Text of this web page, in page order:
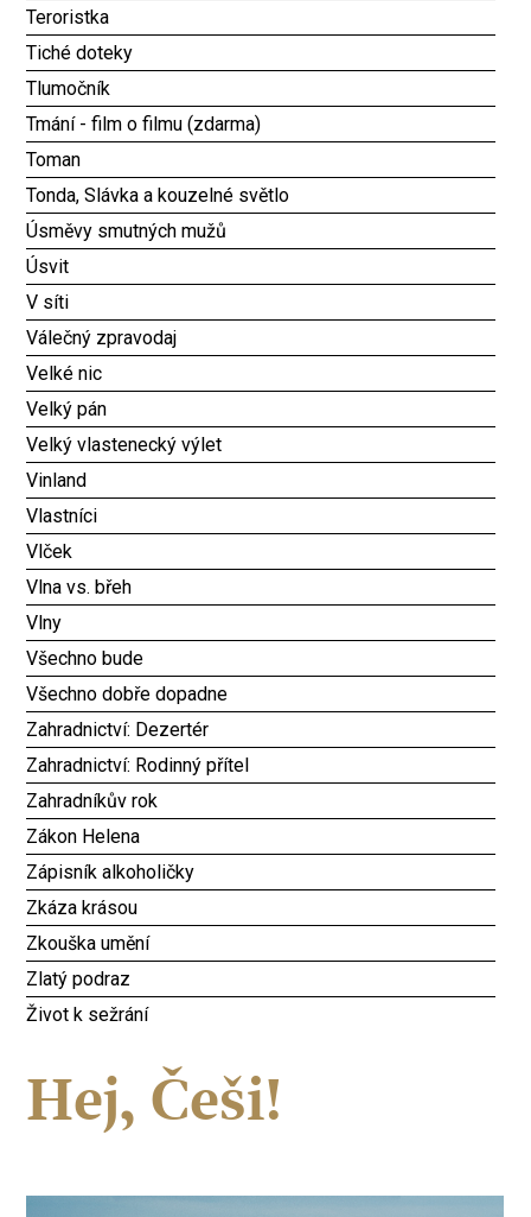
Teroristka
Tiché doteky
Tlumočník
Tmání - film o filmu (zdarma)
Toman
Tonda, Slávka a kouzelné světlo
Úsměvy smutných mužů
Úsvit
V síti
Válečný zpravodaj
Velké nic
Velký pán
Velký vlastenecký výlet
Vinland
Vlastníci
Vlček
Vlna vs. břeh
Vlny
Všechno bude
Všechno dobře dopadne
Zahradnictví: Dezertér
Zahradnictví: Rodinný přítel
Zahradníkův rok
Zákon Helena
Zápisník alkoholičky
Zkáza krásou
Zkouška umění
Zlatý podraz
Život k sežrání
Hej, Češi!